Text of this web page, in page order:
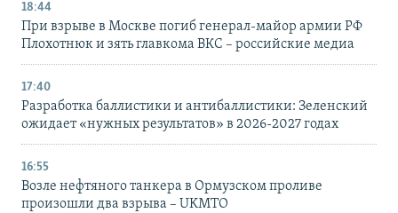
18:44
При взрыве в Москве погиб генерал-майор армии РФ
Плохотнюк и зять главкома ВКС – российские медиа
17:40
Разработка баллистики и антибаллистики: Зеленский
ожидает «нужных результатов» в 2026-2027 годах
16:55
Возле нефтяного танкера в Ормузском проливе
произошли два взрыва – UKMTO